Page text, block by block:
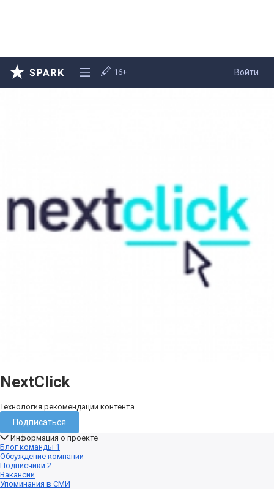
Войти
16+
NextClick
Технология рекомендации контента
Подписаться
Информация о проекте
Блог команды 1
Обсуждение компании
Подписчики 2
Вакансии
Упоминания в СМИ